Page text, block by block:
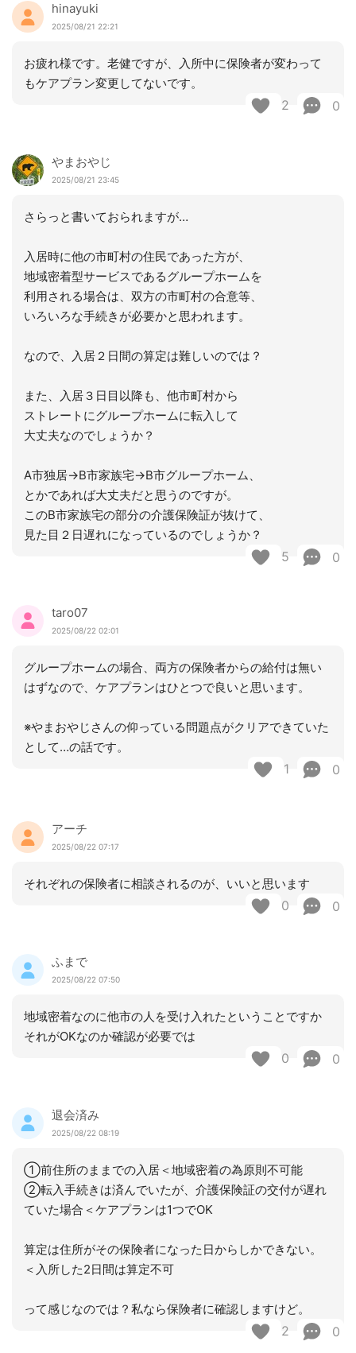
hinayuki
2025/08/21 22:21
お疲れ様です。老健ですが、入所中に保険者が変わって
もケアプラン変更してないです。
2 0
やまおやじ
2025/08/21 23:45
さらっと書いておられますが…
入居時に他の市町村の住民であった方が、
地域密着型サービスであるグループホームを
利用される場合は、双方の市町村の合意等、
いろいろな手続きが必要かと思われます。
なので、入居２日間の算定は難しいのでは？
また、入居３日目以降も、他市町村から
ストレートにグループホームに転入して
大丈夫なのでしょうか？
A市独居→B市家族宅→B市グループホーム、
とかであれば大丈夫だと思うのですが。
このB市家族宅の部分の介護保険証が抜けて、
見た目２日遅れになっているのでしょうか？
5 0
taro07
2025/08/22 02:01
グループホームの場合、両方の保険者からの給付は無い
はずなので、ケアプランはひとつで良いと思います。
※やまおやじさんの仰っている問題点がクリアできていた
として…の話です。
1 0
アーチ
2025/08/22 07:17
それぞれの保険者に相談されるのが、いいと思います
0 0
ふまで
2025/08/22 07:50
地域密着なのに他市の人を受け入れたということですか
それがOKなのか確認が必要では
0 0
退会済み
2025/08/22 08:19
①前住所のままでの入居＜地域密着の為原則不可能
②転入手続きは済んでいたが、介護保険証の交付が遅れ
ていた場合＜ケアプランは1つでOK
算定は住所がその保険者になった日からしかできない。
＜入所した2日間は算定不可
って感じなのでは？私なら保険者に確認しますけど。
2 0